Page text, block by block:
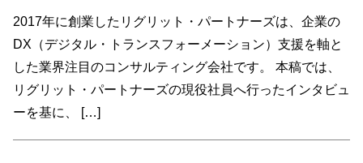
2017年に創業したリグリット・パートナーズは、企業の
DX（デジタル・トランスフォーメーション）支援を軸と
した業界注目のコンサルティング会社です。 本稿では、
リグリット・パートナーズの現役社員へ行ったインタビュ
ーを基に、 […]